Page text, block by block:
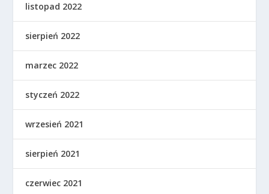
listopad 2022
sierpień 2022
marzec 2022
styczeń 2022
wrzesień 2021
sierpień 2021
czerwiec 2021